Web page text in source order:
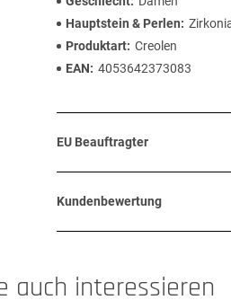
Hauptstein & Perlen
Produktart Creolen
EAN
4053642373083
EU Beauftragter
Kundenbewertung
auch interessieren